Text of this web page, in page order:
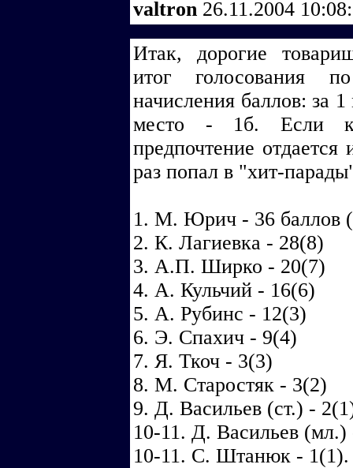
valtron 26.11.2004
Итак, дорогие
итог голосования
начисления баллов: за
место - 1б. Если
предпочтение
раз попал в "хит-
1. М. Юрич - 36 баллов
2. К. Лагиевка - 28(8)
3. А.П. Ширко - 20(7)
4. А. Кульчий - 16(6)
5. А. Рубинс - 12(3)
6. Э. Спахич - 9(4)
7. Я. Ткоч - 3(3)
8. М. Старостяк - 3(2)
9. Д. Васильев (ст.) -
10-11. Д. Васильев (мл.)
10-11. С. Штанюк - 1(1).